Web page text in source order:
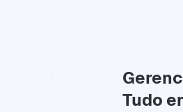
Tudo